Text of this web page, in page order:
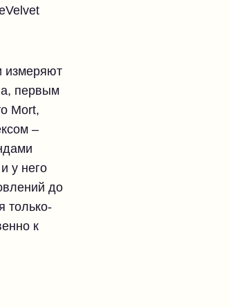
измеряют
первым
Mort,
–
у него
до
только-
к